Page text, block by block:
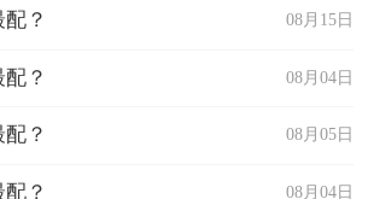
08月15日
？
08月04日
？
08月05日
？
08月04日
？